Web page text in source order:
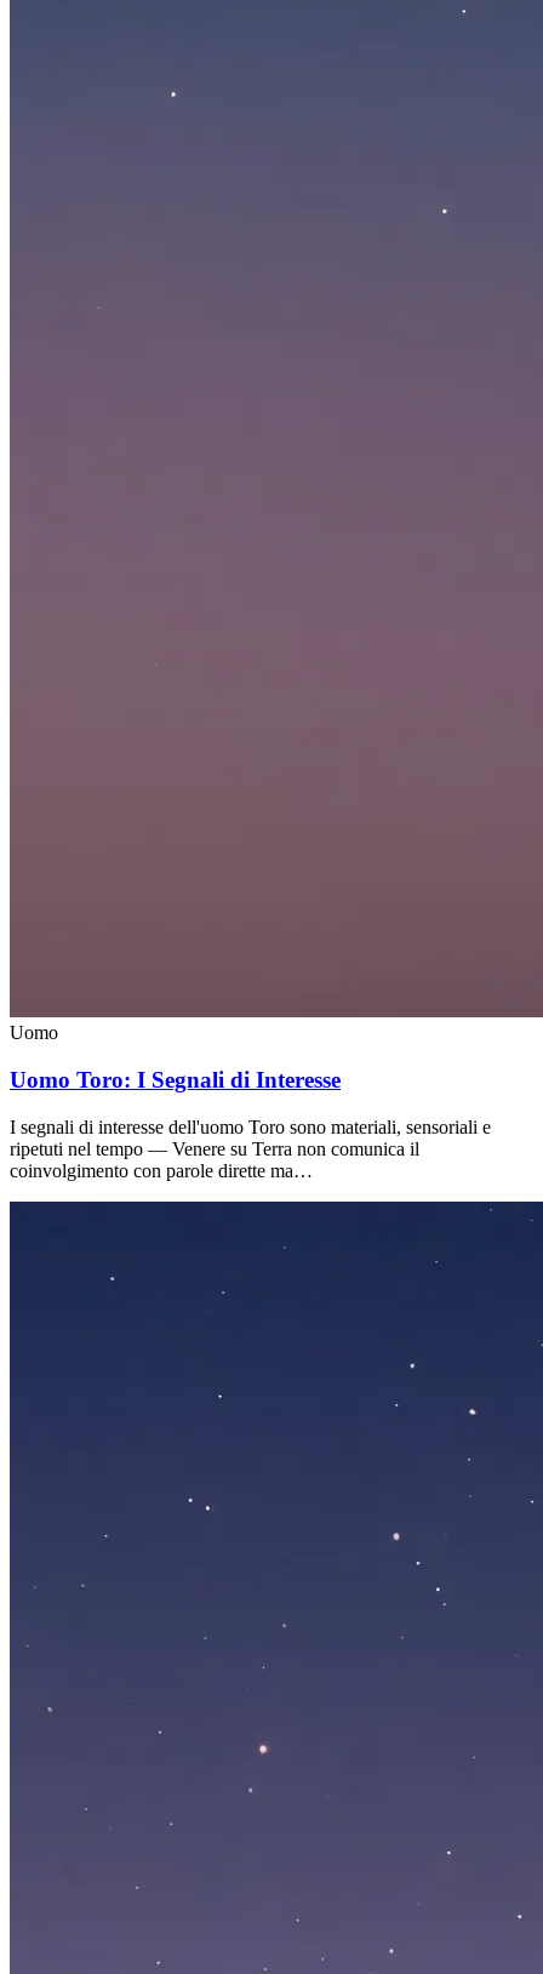
Uomo
Uomo Toro: I Segnali di Interesse
I segnali di interesse dell'uomo Toro sono materiali, sensoriali e
ripetuti nel tempo — Venere su Terra non comunica il
coinvolgimento con parole dirette ma…